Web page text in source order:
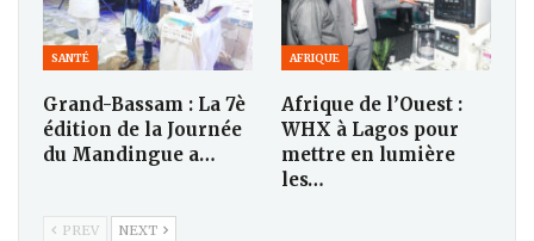
SANTÉ
Grand-Bassam : La 7è
édition de la Journée
du Mandingue a…
AFRIQUE
Afrique de l’Ouest :
WHX à Lagos pour
mettre en lumière
les…
PREV NEXT